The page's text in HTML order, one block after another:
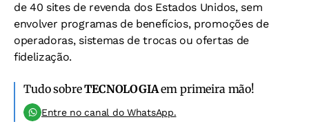
de 40 sites de revenda dos Estados Unidos, sem
envolver programas de benefícios, promoções de
operadoras, sistemas de trocas ou ofertas de
fidelização.
Tudo sobreTECNOLOGIAem primeira mão!
Entre no canal do WhatsApp.